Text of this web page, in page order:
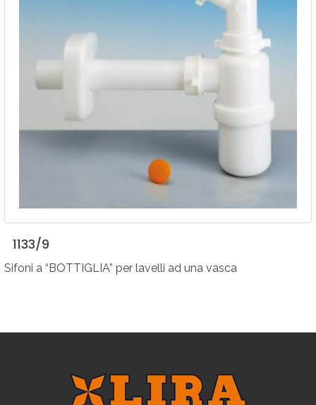
1133/9
Sifoni a “BOTTIGLIA” per lavelli ad una vasca